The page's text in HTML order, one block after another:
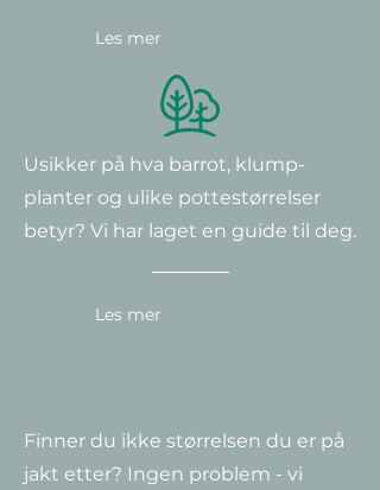
Les mer
Usikker på hva barrot, klump-
planter og ulike pottestørrelser
betyr? Vi har laget en guide til deg.
Les mer
Finner du ikke størrelsen du er på
jakt etter? Ingen problem - vi